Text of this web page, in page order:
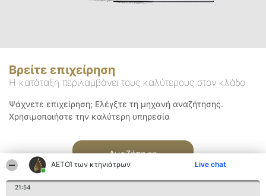
ΑΕΤΟΊ των κτηνιάτρων Live chat
21:54
Βρείτε επιχείρηση
Η κατάταξη περιλαμβάνει τους καλύτερους στον κλάδο
Ψάχνετε επιχείρηση; Ελέγξτε τη μηχανή αναζήτησης.
Χρησιμοποιήστε την καλύτερη υπηρεσία
Αναζήτηση